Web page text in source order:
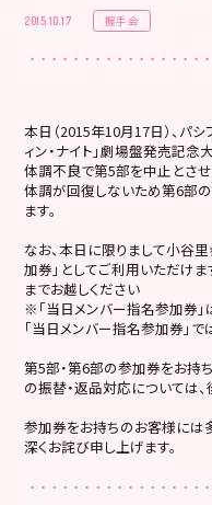
2015.10.17 握手会
本日（2015年10月17日）、パ
ィン・ナイト」劇場盤発売記念
体調不良で第5部を中止とさせ
体調が回復しないため第6部
ます。
なお、本日に限りまして小谷
加券」としてご利用いただけま
までお越しください
※「当日メンバー指名参加券」
「当日メンバー指名参加券」
第5部・第6部の参加券をお持
の振替・返品対応については
参加券をお持ちのお客様には
深くお詫び申し上げます。